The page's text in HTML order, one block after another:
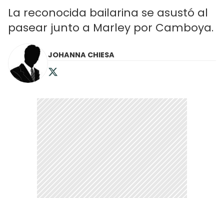
La reconocida bailarina se asustó al
pasear junto a Marley por Camboya.
JOHANNA CHIESA